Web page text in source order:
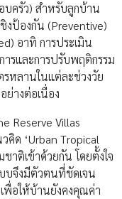
บครัว) สำหรับลูกบ้าน
งป้องกัน (Preventive)
อาทิ การประเมิน
รและการปรับพฤติกรรม
หลานในแต่ละช่วงวัย
างต่อเนื่อง
Reserve Villas
ด ‘Urban Tropical
าติเข้าด้วยกัน โดยตั้งใจ
บจึงมีตัวตนที่ชัดเจน
พื่อให้บ้านยังคงคุณค่า